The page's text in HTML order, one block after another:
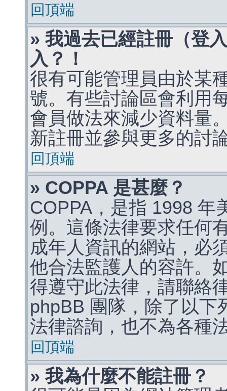
回頂端
» 我過去已經註冊（登
入？！
很有可能管理員由於某
號。有些討論區會利用
會員做法來減少資料量
新註冊並參與更多的討
回頂端
» COPPA 是甚麼？
COPPA，是指 1998 年
例。這條法律要求任何
成年人資訊的網站，必
他合法監護人的容許。
得遵守此法律，請聯絡
phpBB 團隊，除了以下
法律諮詢，也不為各種
回頂端
» 我為什麼不能註冊？